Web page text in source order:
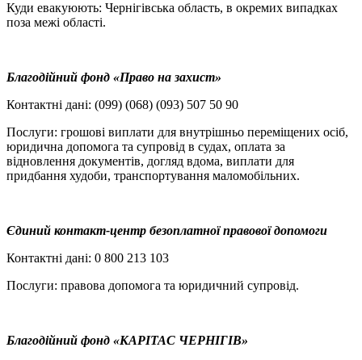
Куди евакуюють: Чернігівська область, в окремих випадках
поза межі області.
Благодійний фонд «Право на захист»
Контактні дані: (099) (068) (093) 507 50 90
Послуги: грошові виплати для внутрішньо переміщених осіб,
юридична допомога та супровід в судах, оплата за
відновлення документів, догляд вдома, виплати для
придбання худоби, транспортування маломобільних.
Єдиний контакт-центр безоплатної правової допомоги
Контактні дані: 0 800 213 103
Послуги: правова допомога та юридичний супровід.
Благодійний фонд «КАРІТАС ЧЕРНІГІВ»